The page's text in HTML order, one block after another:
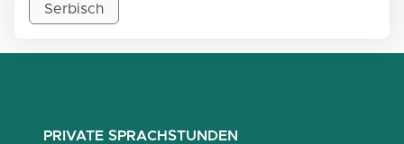
Serbisch
PRIVATE SPRACHSTUNDEN